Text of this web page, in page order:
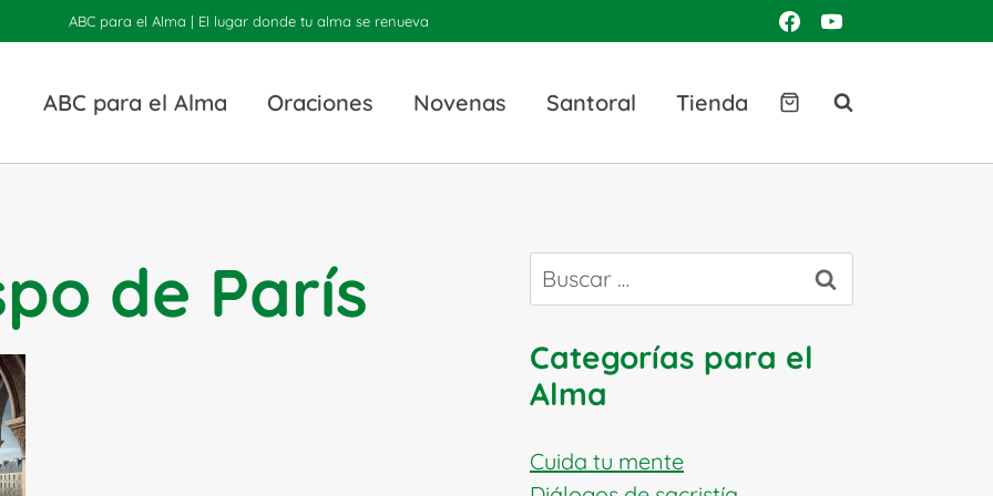
ABC para el Alma | El lugar donde tu alma se renueva
ABC para el Alma Oraciones Novenas Santoral Tienda
de París Buscar:
Categorías para el
Alma
Cuida tu mente